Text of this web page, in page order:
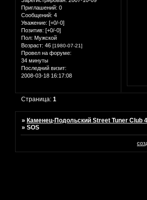
Приглашений: 0
Сообщений: 4
Уважение: [+0/-0]
Позитив: [+0/-0]
Пол: Мужской
Возраст: 46 [1980-07-21]
Провел на форуме:
34 минуты
Последний визит:
2008-03-18 16:17:08
Страница:1
»Каменец-Подольский Street Tuner Club
»SOS